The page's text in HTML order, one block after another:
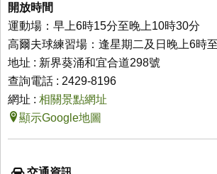
開放時間
運動場：早上6時15分至晚上10時30分
高爾夫球練習場：逢星期二及日晚上6時
地址 : 新界葵涌和宜合道298號
查詢電話 : 2429-8196
網址 : 相關景點網址
顯示Google地圖